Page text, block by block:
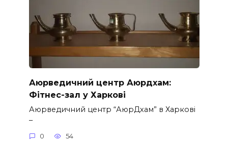
Аюрведичний центр Аюрдхам:
Фітнес-зал у Харкові
Аюрведичний центр “АюрДхам” в Харкові
–
0 54